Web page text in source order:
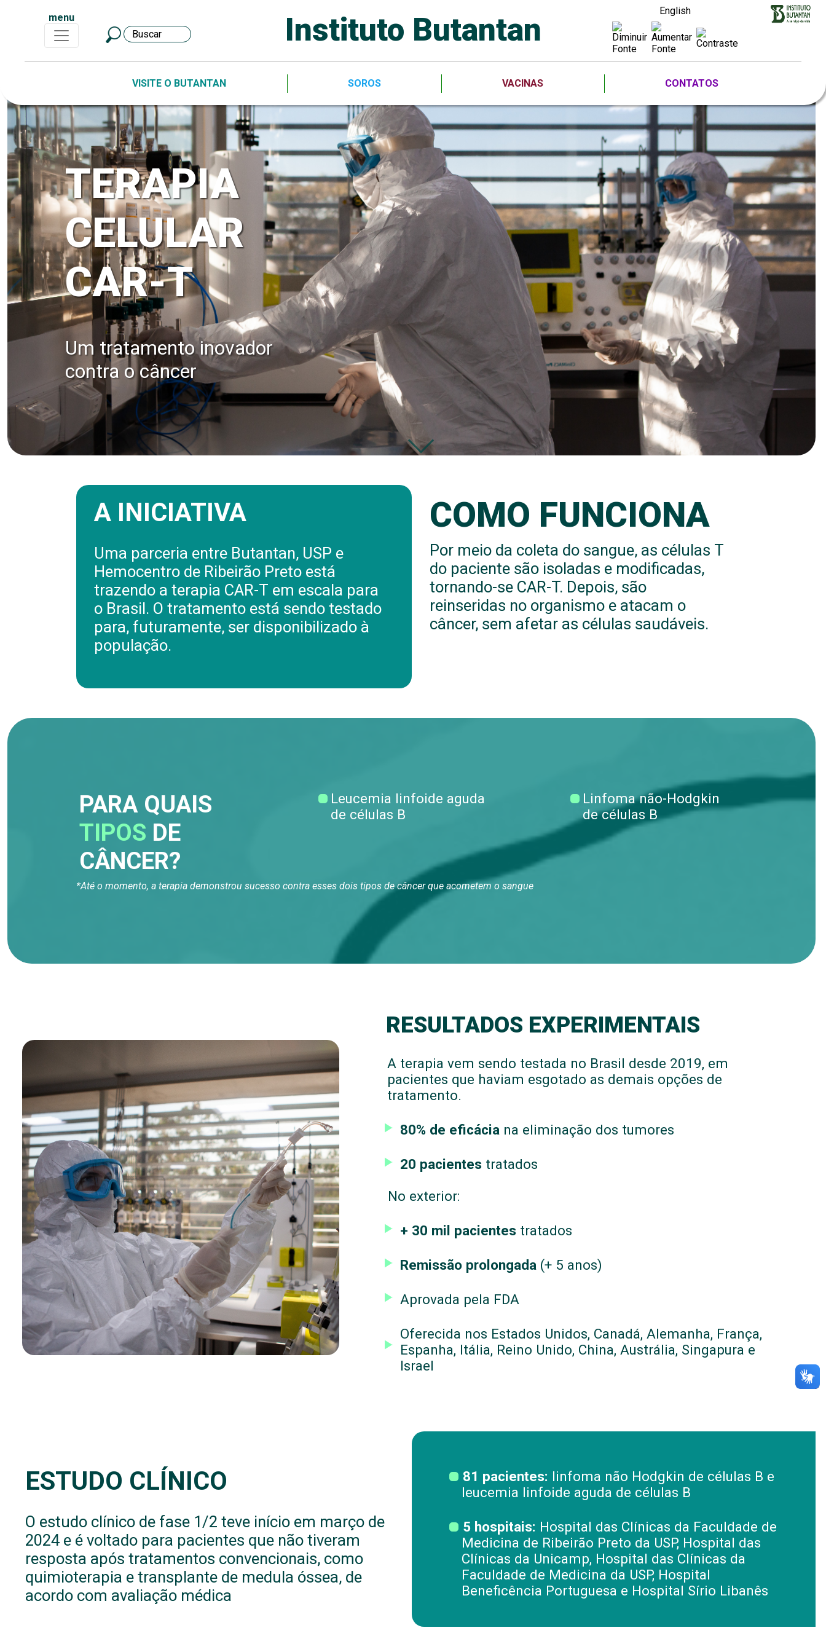
menu Instituto Butantan
English
VISITE O BUTANTAN SOROS VACINAS CONTATOS
TERAPIA
CELULAR
CAR-T
Um tratamento inovador
contra o câncer
A INICIATIVA
Uma parceria entre Butantan, USP e
Hemocentro de Ribeirão Preto está
trazendo a terapia CAR-T em escala para
o Brasil. O tratamento está sendo testado
para, futuramente, ser disponibilizado à
população.
COMO FUNCIONA
Por meio da coleta do sangue, as células T
do paciente são isoladas e modificadas,
tornando-se CAR-T. Depois, são
reinseridas no organismo e atacam o
câncer, sem afetar as células saudáveis.
PARA QUAIS
TIPOS DE
CÂNCER?
Leucemia linfoide aguda
de células B
Linfoma não-Hodgkin
de células B
*Até o momento, a terapia demonstrou sucesso contra esses dois tipos de câncer que acometem o sangue
RESULTADOS EXPERIMENTAIS
A terapia vem sendo testada no Brasil desde 2019, em
pacientes que haviam esgotado as demais opções de
tratamento.
80% de eficácia na eliminação dos tumores
20 pacientestratados
No exterior:
+ 30 mil pacientestratados
Remissão prolongada (+ 5 anos)
Aprovada pela FDA
Oferecida nos Estados Unidos, Canadá, Alemanha, França,
Espanha, Itália, Reino Unido, China, Austrália, Singapura e
Israel
ESTUDO CLÍNICO
O estudo clínico de fase 1/2 teve início em março de
2024 e é voltado para pacientes que não tiveram
resposta após tratamentos convencionais, como
quimioterapia e transplante de medula óssea, de
acordo com avaliação médica
81 pacientes: linfoma não Hodgkin de células B e
leucemia linfoide aguda de células B
5 hospitais: Hospital das Clínicas da Faculdade de
Medicina de Ribeirão Preto da USP, Hospital das
Clínicas da Unicamp, Hospital das Clínicas da
Faculdade de Medicina da USP, Hospital
Beneficência Portuguesa e Hospital Sírio Libanês